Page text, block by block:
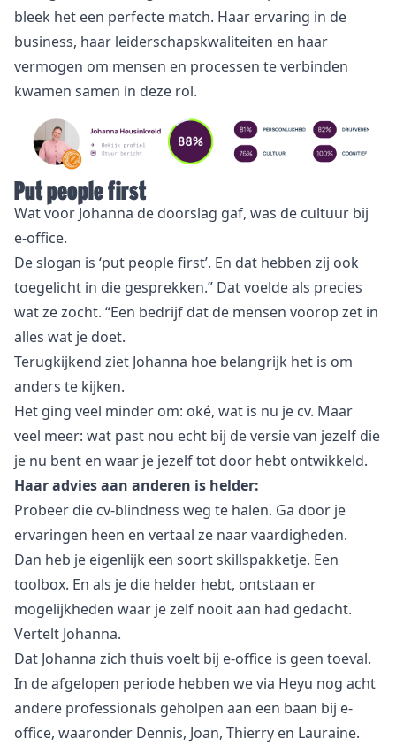
bleek het een perfecte match. Haar ervaring in de
business, haar leiderschapskwaliteiten en haar
vermogen om mensen en processen te verbinden
kwamen samen in deze rol.
Put people first
Wat voor Johanna de doorslag gaf, was de cultuur bij
e-office.
De slogan is ‘put people first’. En dat hebben zij ook
toegelicht in die gesprekken.” Dat voelde als precies
wat ze zocht. “Een bedrijf dat de mensen voorop zet in
alles wat je doet.
Terugkijkend ziet Johanna hoe belangrijk het is om
anders te kijken.
Het ging veel minder om: oké, wat is nu je cv. Maar
veel meer: wat past nou echt bij de versie van jezelf die
je nu bent en waar je jezelf tot door hebt ontwikkeld.
Haar advies aan anderen is helder:
Probeer die cv-blindness weg te halen. Ga door je
ervaringen heen en vertaal ze naar vaardigheden.
Dan heb je eigenlijk een soort skillspakketje. Een
toolbox. En als je die helder hebt, ontstaan er
mogelijkheden waar je zelf nooit aan had gedacht.
Vertelt Johanna.
Dat Johanna zich thuis voelt bij e-office is geen toeval.
In de afgelopen periode hebben we via Heyu nog acht
andere professionals geholpen aan een baan bij e-
office, waaronder Dennis, Joan, Thierry en Lauraine.